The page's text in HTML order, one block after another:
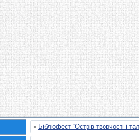
« Бібліофест “Острів творчості і